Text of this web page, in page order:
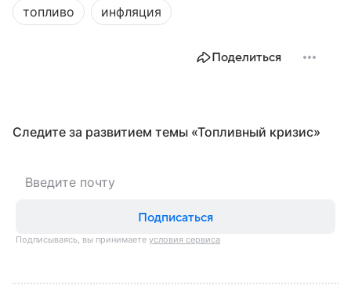
топливо инфляция
Поделиться
Следите за развитием темы «Топливный кризис»
Подписаться
Подписываясь, вы принимаете условия сервиса